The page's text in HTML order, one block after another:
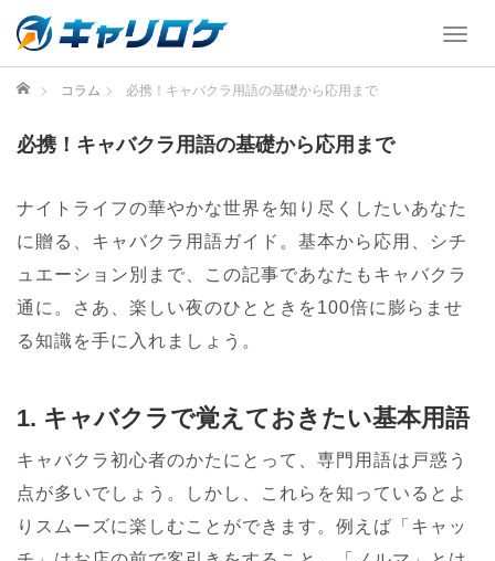
T
a
v
g
a
ホーム コラム 必携！キャバクラ用語の基礎から応用まで
必携！キャバクラ用語の基礎から応用まで
ナイトライフの華やかな世界を知り尽くしたいあなた
に贈る、キャバクラ用語ガイド。基本から応用、シチ
ュエーション別まで、この記事であなたもキャバクラ
通に。さあ、楽しい夜のひとときを100倍に膨らませ
る知識を手に入れましょう。
1. キャバクラで覚えておきたい基本用語
キャバクラ初心者のかたにとって、専門用語は戸惑う
点が多いでしょう。しかし、これらを知っているとよ
りスムーズに楽しむことができます。例えば「キャッ